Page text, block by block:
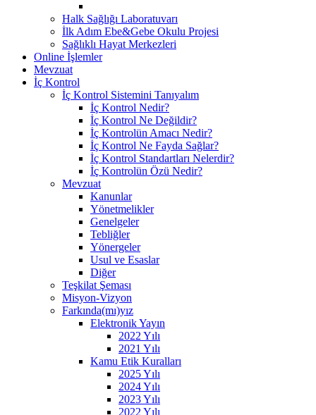
Halk Sağlığı Laboratuvarı
İlk Adım Ebe&Gebe Okulu Projesi
Sağlıklı Hayat Merkezleri
Online İşlemler
Mevzuat
İç Kontrol
İç Kontrol Sistemini Tanıyalım
İç Kontrol Nedir?
İç Kontrol Ne Değildir?
İç Kontrolün Amacı Nedir?
İç Kontrol Ne Fayda Sağlar?
İç Kontrol Standartları Nelerdir?
İç Kontrolün Özü Nedir?
Mevzuat
Kanunlar
Yönetmelikler
Genelgeler
Tebliğler
Yönergeler
Usul ve Esaslar
Diğer
Teşkilat Şeması
Misyon-Vizyon
Farkında(mı)yız
Elektronik Yayın
2022 Yılı
2021 Yılı
Kamu Etik Kuralları
2025 Yılı
2024 Yılı
2023 Yılı
2022 Yılı